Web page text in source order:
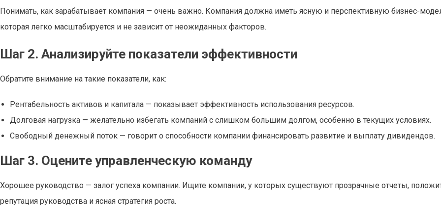
Понимать, как зарабатывает компания — очень важно. Компания должна иметь ясную и перспективную бизнес-
которая легко масштабируется и не зависит от неожиданных факторов.
Шаг 2. Анализируйте показатели эффективности
Обратите внимание на такие показатели, как:
Рентабельность активов и капитала — показывает эффективность использования ресурсов.
Долговая нагрузка — желательно избегать компаний с слишком большим долгом, особенно в текущих условиях.
Свободный денежный поток — говорит о способности компании финансировать развитие и выплату дивидендов.
Шаг 3. Оцените управленческую команду
Хорошее руководство — залог успеха компании. Ищите компании, у которых существуют прозрачные отчеты,
репутация руководства и ясная стратегия роста.